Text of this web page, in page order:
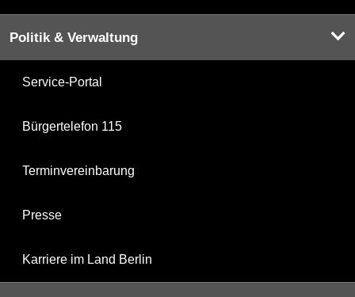
Politik & Verwaltung
Service-Portal
Bürgertelefon 115
Terminvereinbarung
Presse
Karriere im Land Berlin